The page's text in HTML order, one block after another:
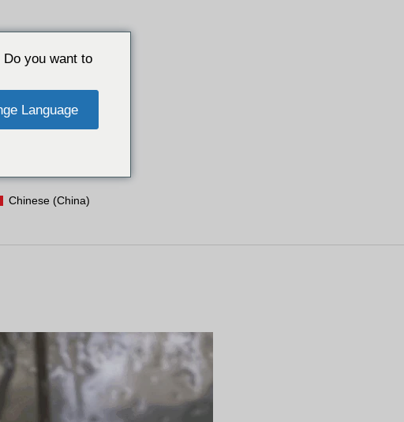
Chinese (China)
you want to
Language